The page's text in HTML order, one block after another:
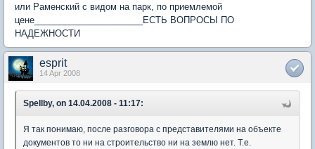
или Раменский с видом на парк, по приемлемой
цене______________________ЕСТЬ ВОПРОСЫ ПО
НАДЕЖНОСТИ
esprit
14 Apr 2008
Spellby, on 14.04.2008 - 11:17:
Я так понимаю, после разговора с представителями на объекте
документов то ни на строительство ни на землю нет. Т.е.